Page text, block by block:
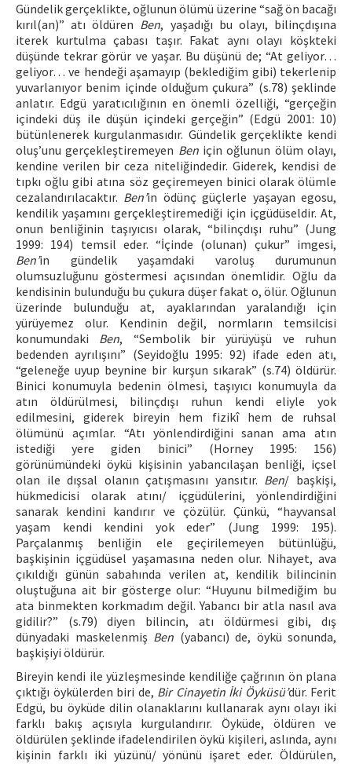
Gündelik gerçeklikte, oğlunun ölümü üzerine “sağ ön bacağı
kırıl(an)” atı öldüren Ben, yaşadığı bu olayı, bilinçdışına
iterek kurtulma çabası taşır. Fakat aynı olayı köşkteki
düşünde tekrar görür ve yaşar. Bu düşünü de; “At geliyor…
geliyor… ve hendeği aşamayıp (beklediğim gibi) tekerlenip
yuvarlanıyor benim içinde olduğum çukura” (s.78) şeklinde
anlatır. Edgü yaratıcılığının en önemli özelliği, “gerçeğin
içindeki düş ile düşün içindeki gerçeğin” (Edgü 2001: 10)
bütünlenerek kurgulanmasıdır. Gündelik gerçeklikte kendi
oluş’unu gerçekleştiremeyen Beniçin oğlunun ölüm olayı,
kendine verilen bir ceza niteliğindedir. Giderek, kendisi de
tıpkı oğlu gibi atına söz geçiremeyen binici olarak ölümle
cezalandırılacaktır. Ben’in ödünç güçlerle yaşayan egosu,
kendilik yaşamını gerçekleştiremediği için içgüdüseldir. At,
onun benliğinin taşıyıcısı olarak, “bilinçdışı ruhu” (Jung
1999: 194) temsil eder. “İçinde (olunan) çukur” imgesi,
Ben’in gündelik yaşamdaki varoluş durumunun
olumsuzluğunu göstermesi açısından önemlidir. Oğlu da
kendisinin bulunduğu bu çukura düşer fakat o, ölür. Oğlunun
üzerinde bulunduğu at, ayaklarından yaralandığı için
yürüyemez olur. Kendinin değil, normların temsilcisi
konumundaki Ben, “Sembolik bir yürüyüşü ve ruhun
bedenden ayrılışını” (Seyidoğlu 1995: 92) ifade eden atı,
“geleneğe uyup beynine bir kurşun sıkarak” (s.74) öldürür.
Binici konumuyla bedenin ölmesi, taşıyıcı konumuyla da
atın öldürülmesi, bilinçdışı ruhun kendi eliyle yok
edilmesini, giderek bireyin hem fizikî hem de ruhsal
ölümünü açımlar. “Atı yönlendirdiğini sanan ama atın
istediği yere giden binici” (Horney 1995: 156)
görünümündeki öykü kişisinin yabancılaşan benliği, içsel
olan ile dışsal olanın çatışmasını yansıtır. Ben/ başkişi,
hükmedicisi olarak atını/ içgüdülerini, yönlendirdiğini
sanarak kendini kandırır ve çözülür. Çünkü, “hayvansal
yaşam kendi kendini yok eder” (Jung 1999: 195).
Parçalanmış benliğin ele geçirilemeyen bütünlüğü,
başkişinin içgüdüsel yaşamasına neden olur. Nihayet, ava
çıkıldığı günün sabahında verilen at, kendilik bilincinin
oluştuğuna ait bir gösterge olur: “Huyunu bilmediğim bu
ata binmekten korkmadım değil. Yabancı bir atla nasıl ava
gidilir?” (s.79) diyen bilincin, atı öldürmesi gibi, dış
dünyadaki maskelenmiş Ben (yabancı) de, öykü sonunda,
başkişiyi öldürür.
Bireyin kendi ile yüzleşmesinde kendiliğe çağrının ön plana
çıktığı öykülerden biri de, Bir Cinayetin İki Öyküsü’dür. Ferit
Edgü, bu öyküde dilin olanaklarını kullanarak aynı olayı iki
farklı bakış açısıyla kurgulandırır. Öyküde, öldüren ve
öldürülen şeklinde ifadelendirilen öykü kişileri, aslında, aynı
kişinin farklı iki yüzünü/ yönünü işaret eder. Öldürülen,